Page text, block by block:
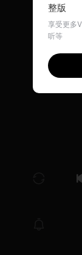
整版
享受更多
听等